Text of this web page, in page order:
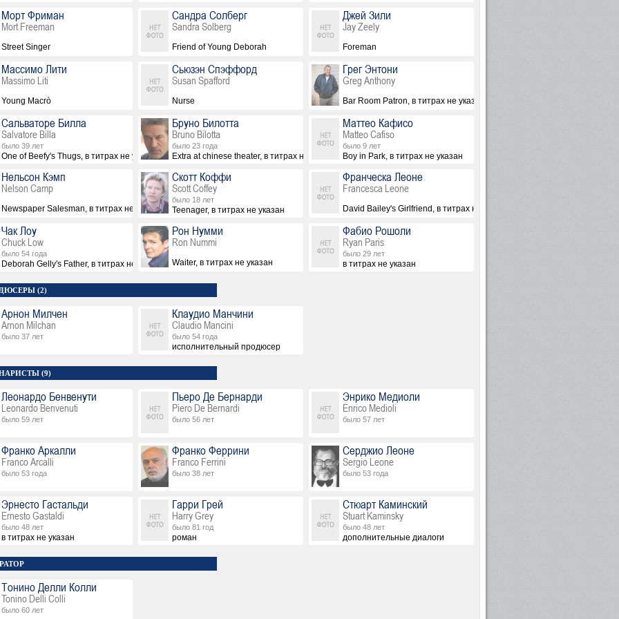
Морт Фриман
Mort Freeman
Street Singer
Сандра Солберг
Sandra Solberg
Friend of Young Deborah
Джей Зили
Jay Zeely
Foreman
Массимо Лити
Massimo Liti
Young Macrò
Сьюзэн Спэффорд
Susan Spafford
Nurse
Грег Энтони
Greg Anthony
Bar Room Patron, в титрах не указан
Сальваторе Билла
Salvatore Billa
было 39 лет
One of Beefy's Thugs, в титрах не указан
Бруно Билотта
Bruno Bilotta
было 23 года
Extra at chinese theater, в титрах не указан
Маттео Кафисо
Matteo Cafiso
было 9 лет
Boy in Park, в титрах не указан
Нельсон Кэмп
Nelson Camp
Newspaper Salesman, в титрах не указан
Скотт Коффи
Scott Coffey
было 18 лет
Teenager, в титрах не указан
Франческа Леоне
Francesca Leone
David Bailey's Girlfriend, в титрах не указана
Чак Лоу
Chuck Low
было 54 года
Deborah Gelly's Father, в титрах не указан
Рон Нумми
Ron Nummi
Waiter, в титрах не указан
Фабио Рошоли
Ryan Paris
было 29 лет
в титрах не указан
(2)
Арнон Милчен
Arnon Milchan
было 37 лет
Клаудио Манчини
Claudio Mancini
было 54 года
исполнительный продюсер
(9)
Леонардо Бенвенути
Leonardo Benvenuti
было 59 лет
Пьеро Де Бернарди
Piero De Bernardi
было 56 лет
Энрико Медиоли
Enrico Medioli
было 57 лет
Франко Аркалли
Franco Arcalli
было 53 года
Франко Феррини
Franco Ferrini
было 38 лет
Серджио Леоне
Sergio Leone
было 53 года
Эрнесто Гастальди
Ernesto Gastaldi
было 48 лет
в титрах не указан
Гарри Грей
Harry Grey
было 81 год
роман
Стюарт Каминский
Stuart Kaminsky
было 48 лет
дополнительные диалоги
Тонино Делли Колли
Tonino Delli Colli
было 60 лет